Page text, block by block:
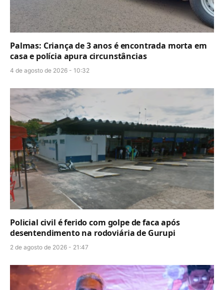
Palmas: Criança de 3 anos é encontrada morta em
casa e polícia apura circunstâncias
4 de agosto de 2026 - 10:32
Policial civil é ferido com golpe de faca após
desentendimento na rodoviária de Gurupi
2 de agosto de 2026 - 21:47